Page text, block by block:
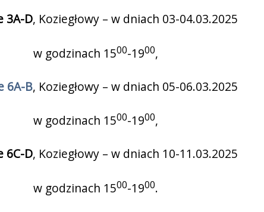
3A-D, Koziegłowy – w dniach 03-04.03.2025
w godzinach 1500-1900,
6A-B, Koziegłowy – w dniach 05-06.03.2025
w godzinach 1500-1900,
6C-D, Koziegłowy – w dniach 10-11.03.2025
w godzinach 1500-1900.